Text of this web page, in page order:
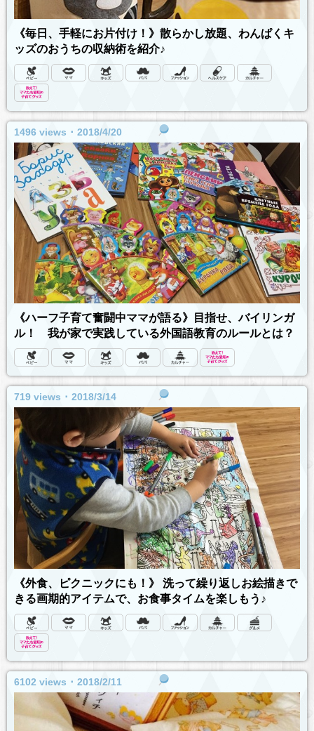
《毎日、手軽にお片付け！》散らかし放題、わんぱくキ
ッズのおうちの収納術を紹介♪
1496 views ･ 2018/4/20
《ハーフ子育て奮闘中ママが語る》目指せ、バイリンガ
ル！ 我が家で実践している外国語教育のルールとは？
719 views ･ 2018/3/14
《外食、ピクニックにも！》 洗って繰り返しお絵描きで
きる画期的アイテムで、お食事タイムを楽しもう♪
6102 views ･ 2018/2/11